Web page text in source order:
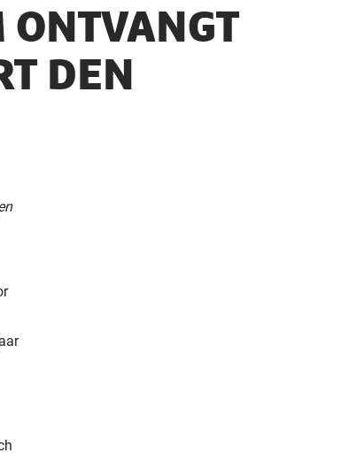
ONTVANGT
DEN